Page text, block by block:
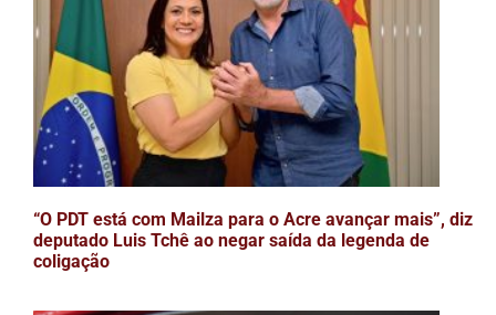
“O PDT está com Mailza para o Acre avançar mais”, diz
deputado Luis Tchê ao negar saída da legenda de
coligação